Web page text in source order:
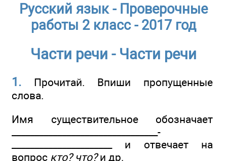
Русский язык - Проверочные
работы 2 класс - 2017 год
Части речи - Части речи
1. Прочитай. Впиши пропущенные
слова.
Имя существительное обозначает
________________­________________­
______________________ и отвечает на
вопрос кто? что?и др.